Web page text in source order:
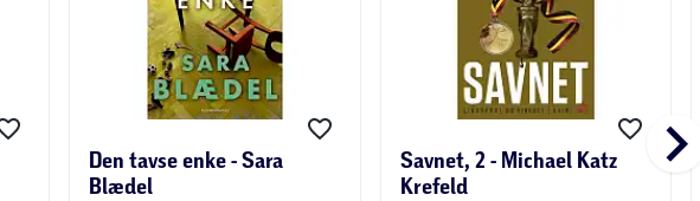
Den tavse enke - Sara
Blædel
Savnet, 2 - Michael Katz
Krefeld